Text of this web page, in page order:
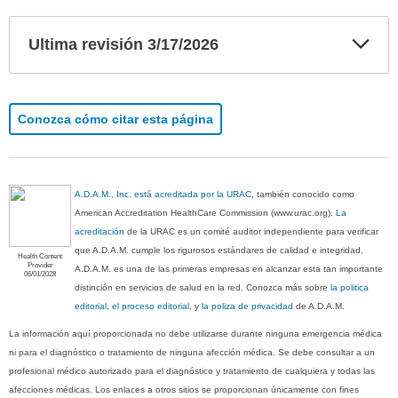
Ultima revisión 3/17/2026
Conozca cómo citar esta página
Health Content
Provider
06/01/2028
A.D.A.M., Inc. está acreditada por la URAC , también conocido como
American Accreditation HealthCare Commission (www.urac.org).La
acreditación de la URAC es un comité auditor independiente para verificar
que A.D.A.M. cumple los rigurosos estándares de calidad e integridad.
A.D.A.M. es una de las primeras empresas en alcanzar esta tan importante
distinción en servicios de salud en la red. Conozca más sobrela politica
editorial, el proceso editorial , yla poliza de privacidad de A.D.A.M.
La información aquí proporcionada no debe utilizarse durante ninguna emergencia médica
ni para el diagnóstico o tratamiento de ninguna afección médica. Se debe consultar a un
profesional médico autorizado para el diagnóstico y tratamiento de cualquiera y todas las
afecciones médicas. Los enlaces a otros sitios se proporcionan únicamente con fines